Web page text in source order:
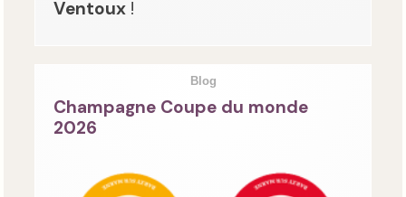
Ventoux !
Blog
Champagne Coupe du monde
2026